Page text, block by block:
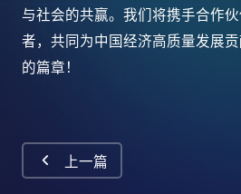
与社会的共赢。我们将携手合作
者，共同为中国经济高质量发展
的篇章！
上一篇